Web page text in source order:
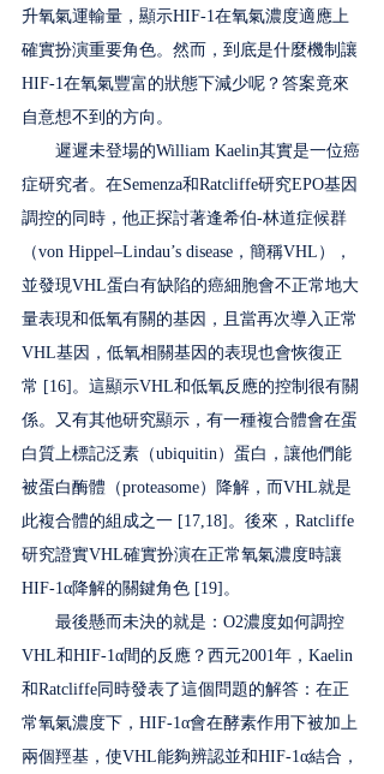
升氧氣運輸量，顯示HIF-1在氧氣濃度適應上
確實扮演重要角色。然而，到底是什麼機制讓
HIF-1在氧氣豐富的狀態下減少呢？答案竟來
自意想不到的方向。
遲遲未登場的William Kaelin其實是一位癌
症研究者。在Semenza和Ratcliffe研究EPO基因
調控的同時，他正探討著逢希伯-林道症候群
（von Hippel–Lindau’s disease，簡稱VHL），
並發現VHL蛋白有缺陷的癌細胞會不正常地大
量表現和低氧有關的基因，且當再次導入正常
VHL基因，低氧相關基因的表現也會恢復正
常 [16]。這顯示VHL和低氧反應的控制很有關
係。又有其他研究顯示，有一種複合體會在蛋
白質上標記泛素（ubiquitin）蛋白，讓他們能
被蛋白酶體（proteasome）降解，而VHL就是
此複合體的組成之一 [17,18]。後來，Ratcliffe
研究證實VHL確實扮演在正常氧氣濃度時讓
HIF-1α降解的關鍵角色 [19]。
最後懸而未決的就是：O2濃度如何調控
VHL和HIF-1α間的反應？西元2001年，Kaelin
和Ratcliffe同時發表了這個問題的解答：在正
常氧氣濃度下，HIF-1α會在酵素作用下被加上
兩個羥基，使VHL能夠辨認並和HIF-1α結合，